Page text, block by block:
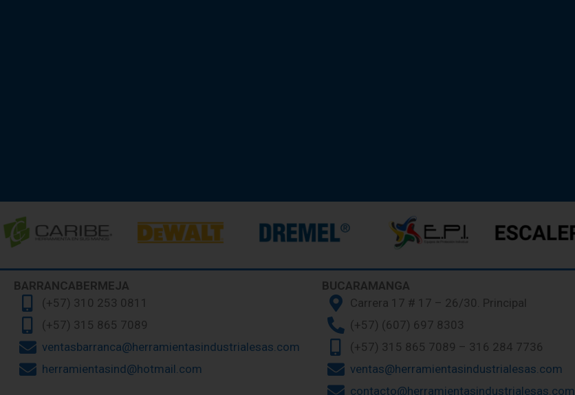
BARRANCABERMEJA
(+57) 310 253 0811
(+57) 315 865 7089
ventasbarranca@herramientasindustrialesas.com
herramientasind@hotmail.com
BUCARAMANGA
Carrera 17 # 17 – 26/30. Principal
(+57) (607) 697 8303
(+57) 315 865 7089 – 316 284 7736
ventas@herramientasindustrialesas.com
contacto@herramientasindustrialesas.com